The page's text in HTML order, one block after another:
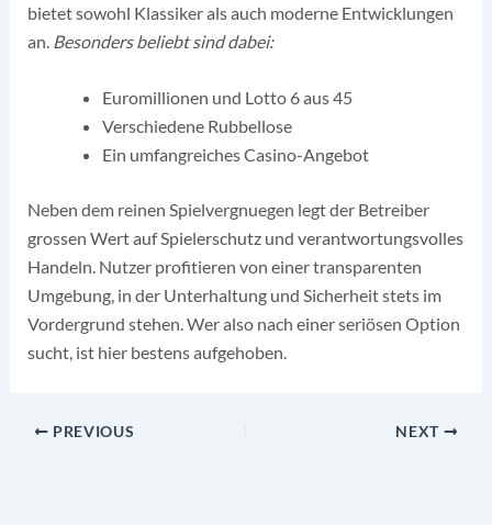
bietet sowohl Klassiker als auch moderne Entwicklungen
an. Besonders beliebt sind dabei:
Euromillionen und Lotto 6 aus 45
Verschiedene Rubbellose
Ein umfangreiches Casino-Angebot
Neben dem reinen Spielvergnuegen legt der Betreiber
grossen Wert auf Spielerschutz und verantwortungsvolles
Handeln. Nutzer profitieren von einer transparenten
Umgebung, in der Unterhaltung und Sicherheit stets im
Vordergrund stehen. Wer also nach einer seriösen Option
sucht, ist hier bestens aufgehoben.
PREVIOUS NEXT